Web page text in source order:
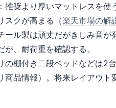
：推奨より厚いマットレスを
スクが高まる（楽天市場の解
ール製は頑丈だがきしみ音が
、耐荷重を確認する。
の棚付き二段ベッドなどは2
商品情報）。将来レイアウト